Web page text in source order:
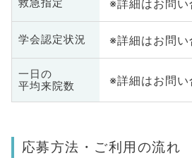
救急指定 ※詳細はお問
学会認定状況 ※詳細はお問
一日の
平均来院数
※詳細はお問
応募方法・ご利用の流れ